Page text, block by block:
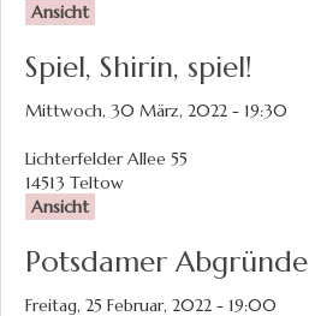
Ansicht
Spiel, Shirin, spiel!
Mittwoch, 30 März, 2022 - 19:30
Lichterfelder Allee 55
14513 Teltow
Ansicht
Potsdamer Abgründe
Freitag, 25 Februar, 2022 - 19:00